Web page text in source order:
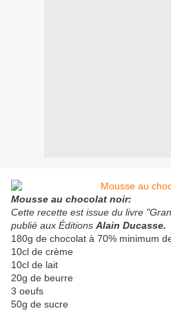
Mousse au chocolat noir:
Cette recette est issue du livre
publié aux Éditions Alain Ducasse.
180g de chocolat à 70% minimum
10cl de crème
10cl de lait
20g de beurre
3 oeufs
50g de sucre